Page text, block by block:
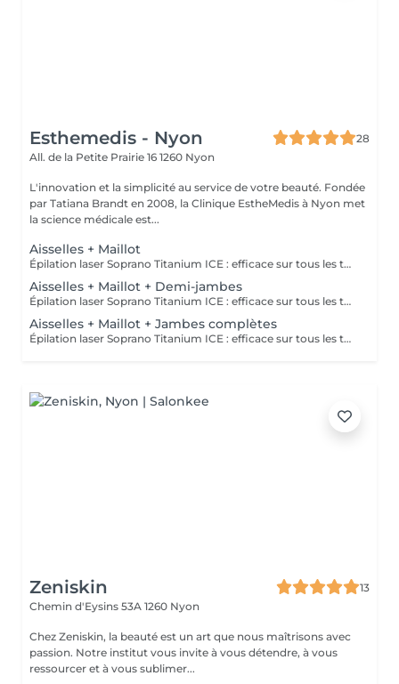
Esthemedis - Nyon
28
All. de la Petite Prairie 16 1260 Nyon
L'innovation et la simplicité au service de votre beauté. Fondée
par Tatiana Brandt en 2008, la Clinique EstheMedis à Nyon met
la science médicale est...
Aisselles + Maillot
Épilation laser Soprano Titanium ICE : efficace sur tous les types de peau ! Grâce à la technologie avancée du Soprano Titanium ICE, l’épilation définitive au laser est désormais accessible à toutes les carnations, y compris les peaux bronzées. 🔹 Confort optimal : un système de refroidissement innovant pour une séance plus douce. 🔹 Efficacité maximale : élimine progressivement les poils sur toutes les zones du corps (visage, jambes, aisselles, bras, dos…). 🔹 Traitement des zones sensibles Dites adieu aux poils de façon sûre, rapide et durable avec la technologie de pointe d’EstheMedis !
Aisselles + Maillot + Demi-jambes
Épilation laser Soprano Titanium ICE : efficace sur tous les types de peau ! Grâce à la technologie avancée du Soprano Titanium ICE, l’épilation définitive au laser est désormais accessible à toutes les carnations, y compris les peaux bronzées. 🔹 Confort optimal : un système de refroidissement innovant pour une séance plus douce. 🔹 Efficacité maximale : élimine progressivement les poils sur toutes les zones du corps (visage, jambes, aisselles, bras, dos…). 🔹 Traitement des zones sensibles Dites adieu aux poils de façon sûre, rapide et durable avec la technologie de pointe d’EstheMedis !
Aisselles + Maillot + Jambes complètes
Épilation laser Soprano Titanium ICE : efficace sur tous les types de peau ! Grâce à la technologie avancée du Soprano Titanium ICE, l’épilation définitive au laser est désormais accessible à toutes les carnations, y compris les peaux bronzées. 🔹 Confort optimal : un système de refroidissement innovant pour une séance plus douce. 🔹 Efficacité maximale : élimine progressivement les poils sur toutes les zones du corps (visage, jambes, aisselles, bras, dos…). 🔹 Traitement des zones sensibles Dites adieu aux poils de façon sûre, rapide et durable avec la technologie de pointe d’EstheMedis !
Zeniskin
13
Chemin d'Eysins 53A 1260 Nyon
Chez Zeniskin, la beauté est un art que nous maîtrisons avec
passion. Notre institut vous invite à vous détendre, à vous
ressourcer et à vous sublimer...